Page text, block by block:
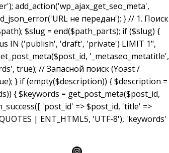
add_action('wp_ajax_get_seo_meta',
не передан'); } // 1. Поиск
$slug = end($path_parts); if ($slug) {
IN ('publish', 'draft', 'private') LIMIT 1",
'_metaseo_metatitle',
true); // Запасной поиск (Yoast /
} if (empty($description)) { $description =
{ $keywords = get_post_meta($post_id,
'post_id' => $post_id, 'title' =>
| ENT_HTML5, 'UTF-8'), 'keywords'